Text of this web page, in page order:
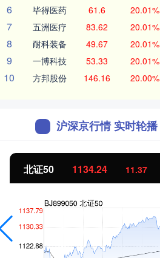
6 毕得医药 61.6 20.01%
7 五洲医疗 83.62 20.01%
8 耐科装备 49.67 20.01%
9 一博科技 53.33 20.01%
10 方邦股份 146.16 20.00%
沪深京行情 实时轮播
北证50 1134.24 11.37